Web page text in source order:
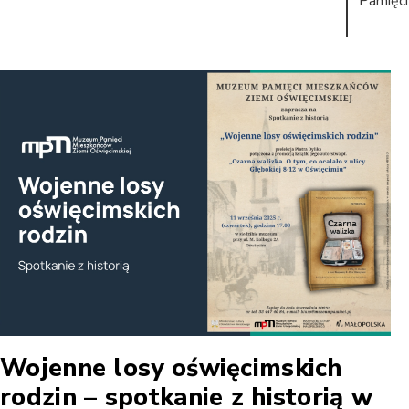
Wojenne losy oświęcimskich
rodzin – spotkanie z historią w